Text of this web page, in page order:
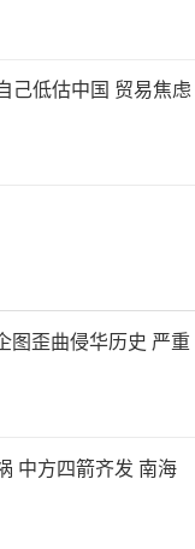
己低估中国 贸易焦虑
图歪曲侵华历史 严重
中方四箭齐发 南海